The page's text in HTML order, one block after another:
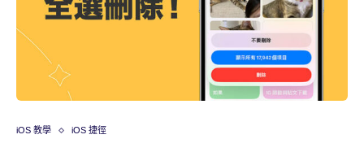
iOS 教學 iOS 捷徑